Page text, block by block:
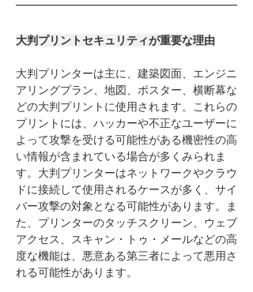
大判プリントセキュリティが重要な理由
大判プリンターは主に、建築図面、エンジニ
アリングプラン、地図、ポスター、横断幕な
どの大判プリントに使用されます。これらの
プリントには、ハッカーや不正なユーザーに
よって攻撃を受ける可能性がある機密性の高
い情報が含まれている場合が多くみられま
す。大判プリンターはネットワークやクラウ
ドに接続して使用されるケースが多く、サイ
バー攻撃の対象となる可能性があります。ま
た、プリンターのタッチスクリーン、ウェブ
アクセス、スキャン・トゥ・メールなどの高
度な機能は、悪意ある第三者によって悪用さ
れる可能性があります。